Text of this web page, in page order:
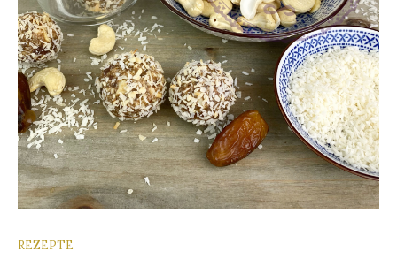
REZEPTE